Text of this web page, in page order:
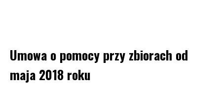
Pierwotnie ocena wartości rzeczy, szacowanie,
wycena zwane było „taksacją” od słowa taxatio
Umowa o pomocy przy zbiorach od
maja 2018 roku